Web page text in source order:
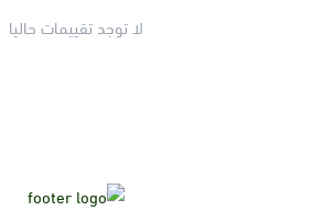
لا توجد تقييمات حاليا